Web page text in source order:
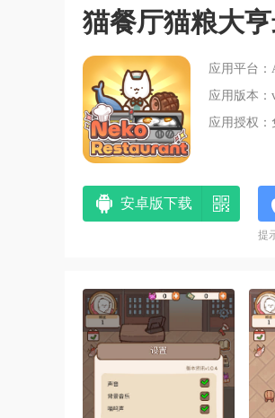
猫餐厅猫粮大
应用平台：
应用版本：
应用授权：
安卓版下载
提